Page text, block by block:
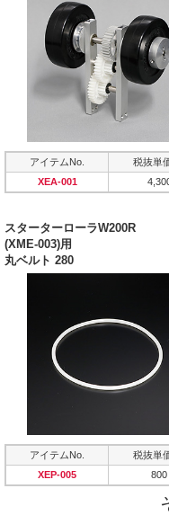
アイテムNo.
税抜単
XEA-001
スターターローラW200R
(XME-003)用
丸ベルト 280
アイテムNo.
税抜単
XEP-005
800